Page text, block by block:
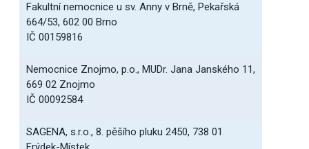
Fakultní nemocnice u sv. Anny v Brně, Pekařská
664/53, 602 00 Brno
IČ 00159816
Nemocnice Znojmo, p.o., MUDr. Jana Janského 11,
669 02 Znojmo
IČ 00092584
SAGENA, s.r.o., 8. pěšího pluku 2450, 738 01